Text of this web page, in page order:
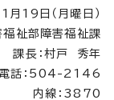
19日（月曜日）
祉部障害福祉課
課長：村戸 秀年
電話：504-2146
内線：3870